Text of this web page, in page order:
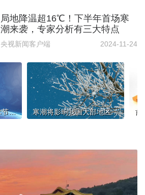
局地降温超16℃！下半年首场寒
潮来袭，专家分析有三大特点
央视新闻客户端 2024-11-24
第十五届中国摄影艺术节在三门峡开幕 寒潮将影响我国大部地区，气温普遍下降6-10℃